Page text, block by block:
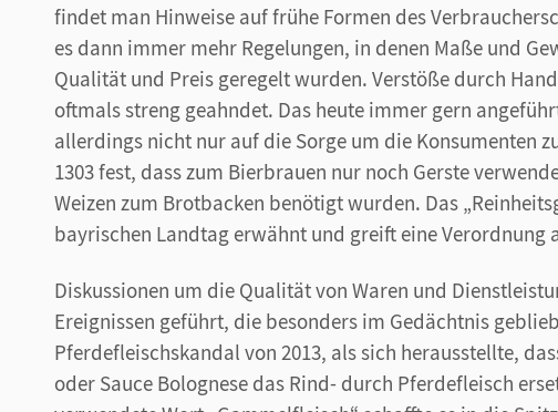
findet man Hinweise auf frühe Formen des
es dann immer mehr Regelungen, in denen Maße und
Qualität und Preis geregelt wurden. Verstöße durch
oftmals streng geahndet. Das heute immer gern
allerdings nicht nur auf die Sorge um die Konsumenten
1303 fest, dass zum Bierbrauen nur noch Gerste
Weizen zum Brotbacken benötigt wurden. Das
bayrischen Landtag erwähnt und greift eine Verordnung
Diskussionen um die Qualität von Waren und
Ereignissen geführt, die besonders im Gedächtnis
Pferdefleischskandal von 2013, als sich herausstellte,
oder Sauce Bolognese das Rind- durch Pferdefleisch